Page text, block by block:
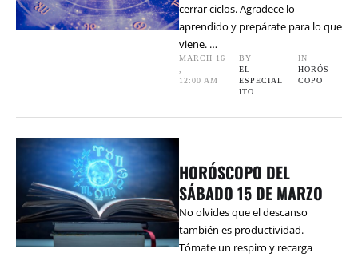
cerrar ciclos. Agradece lo
aprendido y prepárate para lo que
viene. …
MARCH 16
,
12:00 AM
BY
EL
ESPECIAL
ITO
IN
HORÓS
COPO
HORÓSCOPO DEL
SÁBADO 15 DE MARZO
No olvides que el descanso
también es productividad.
Tómate un respiro y recarga